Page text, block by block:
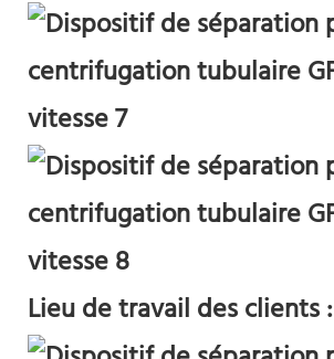
Lieu de travail des clients :